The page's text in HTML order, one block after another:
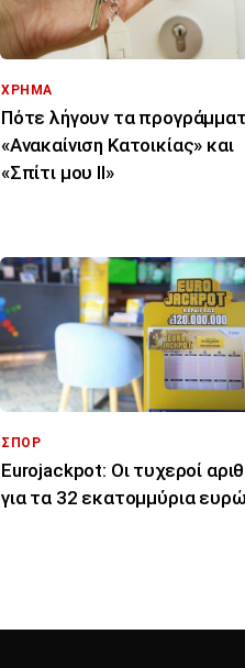
ΧΡΗΜΑ
Πότε λήγουν τα
«Ανακαίνιση Κατοικίας» και
«Σπίτι μου ΙΙ»
ΣΠΟΡ
Eurojackpot: Οι τυχεροί
για τα 32 εκατoμμύρια ευρώ